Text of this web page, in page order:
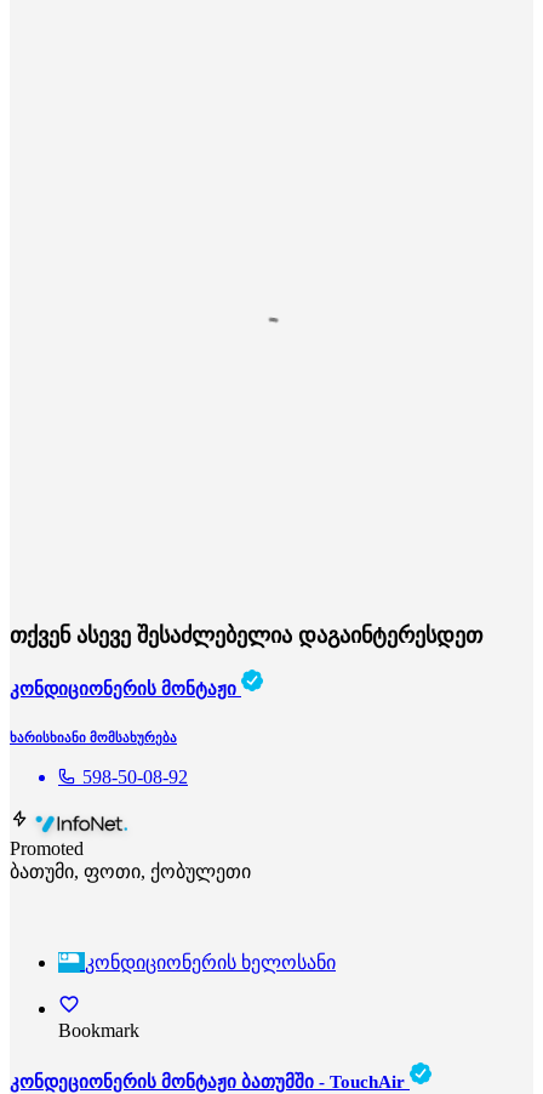
თქვენ ასევე შესაძლებელია დაგაინტერესდეთ
კონდიციონერის მონტაჟი
ხარისხიანი მომსახურება
598-50-08-92
Promoted
ბათუმი, ფოთი, ქობულეთი
კონდიციონერის ხელოსანი
Bookmark
კონდეციონერის მონტაჟი ბათუმში - TouchAir